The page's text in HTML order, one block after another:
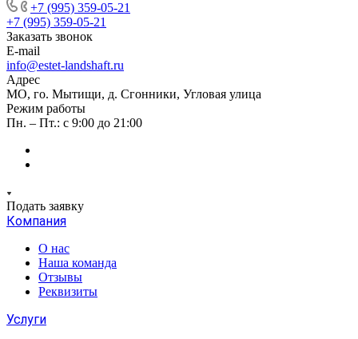
+7 (995) 359-05-21
+7 (995) 359-05-21
Заказать звонок
E-mail
info@estet-landshaft.ru
Адрес
МО, го. Мытищи, д. Сгонники, Угловая улица
Режим работы
Пн. – Пт.: с 9:00 до 21:00
Подать заявку
Компания
О нас
Наша команда
Отзывы
Реквизиты
Услуги